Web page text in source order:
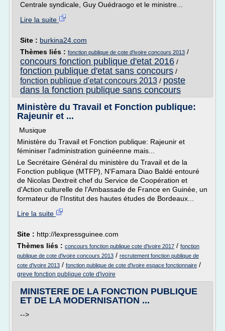
Centrale syndicale, Guy Ouédraogo et le ministre...
Lire la suite
Site : burkina24.com
Thèmes liés : fonction publique de cote d'ivoire concours 2013 /
concours fonction publique d'etat 2016 /
fonction publique d'etat sans concours /
fonction publique d'etat concours 2013 / poste
dans la fonction publique sans concours
Ministère du Travail et Fonction publique:
Rajeunir et ...
Musique
Ministère du Travail et Fonction publique: Rajeunir et
féminiser l'administration guinéenne mais...
Le Secrétaire Général du ministère du Travail et de la
Fonction publique (MTFP), N'Famara Diao Baldé entouré
de Nicolas Dextreit chef du Service de Coopération et
d'Action culturelle de l'Ambassade de France en Guinée, un
formateur de l'Institut des hautes études de Bordeaux...
Lire la suite
Site : http://lexpressguinee.com
Thèmes liés : concours fonction publique cote d'ivoire 2017 / fonction
publique de cote d'ivoire concours 2013 / recrutement fonction publique de
cote d'ivoire 2013 / fonction publique de cote d'ivoire espace fonctionnaire /
greve fonction publique cote d'ivoire
MINISTERE DE LA FONCTION PUBLIQUE
ET DE LA MODERNISATION ...
-->